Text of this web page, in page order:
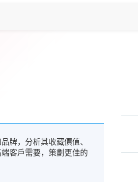
牌，分析其收藏價值、
客戶需要，策劃更佳的